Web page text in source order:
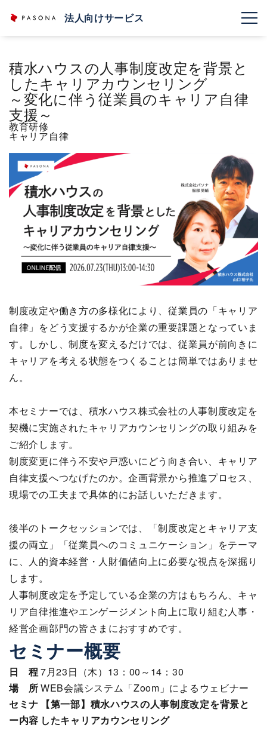
法人向けサービス
積水ハウスの人事制度改定を背景と
したキャリアカウンセリング
～変化に伴う従業員のキャリア自律
支援～
教育研修
キャリア自律
制度改定や働き方の多様化により、従業員の「キャリア
自律」をどう支援するかが企業の重要課題となっていま
す。しかし、制度を変えるだけでは、従業員が前向きに
キャリアを考える状態をつくることは簡単ではありませ
ん。
本セミナーでは、積水ハウス株式会社の人事制度改定を
契機に実施されたキャリアカウンセリングの取り組みを
ご紹介します。
制度変更に伴う不安や戸惑いにどう向き合い、キャリア
自律支援へつなげたのか。企画背景から推進プロセス、
現場での工夫まで具体的にお話しいただきます。
後半のトークセッションでは、「制度改定とキャリア支
援の両立」「従業員へのコミュニケーション」をテーマ
に、人的資本経営・人財価値向上に必要な視点を深掘り
します。
人事制度改定を予定している企業の方はもちろん、キャ
リア自律推進やエンゲージメント向上に取り組む人事・
経営企画部門の皆さまにおすすめです。
セミナー概要
日 程7月23日（木）13：00～14：30
場 所WEB会議システム「Zoom」によるウェビナー
セミナ
ー内容
【第一部】積水ハウスの人事制度改定を背景と
したキャリアカウンセリング